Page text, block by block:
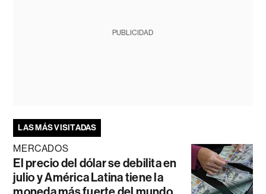
PUBLICIDAD
LAS MÁS VISITADAS
MERCADOS
El precio del dólar se debilita en
julio y América Latina tiene la